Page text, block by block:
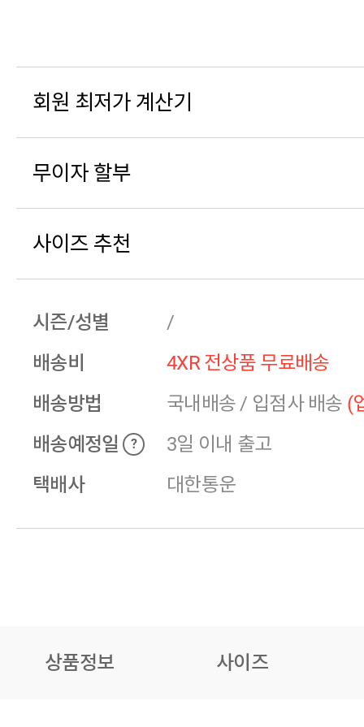
회원 최저가 계산기
무이자 할부
사이즈 추천
시즌/성별
/
배송비
4XR 전상품 무료배송
배송방법
국내배송 / 입점사 배송 (
배송예정일
?
3일 이내 출고
택배사
대한통운
상품정보 사이즈